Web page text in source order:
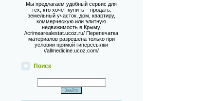
Мы предлагаем удобный сервис для
тех, кто хочет купить – продать:
земельный участок, дом, квартиру,
коммерческую или элитную
недвижимость в Крыму.
//crimearealestat.ucoz.ru/ Перепечатка
материалов разрешена только при
условии прямой гиперссылки
//allmedicine.ucoz.com/
Поиск